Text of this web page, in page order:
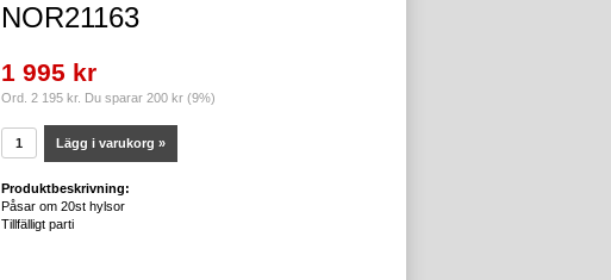
NOR21163
1 995 kr
Ord. 2 195 kr. Du sparar 200 kr (9%)
Lägg i varukorg »
Produktbeskrivning:
Påsar om 20st hylsor
Tillfälligt parti